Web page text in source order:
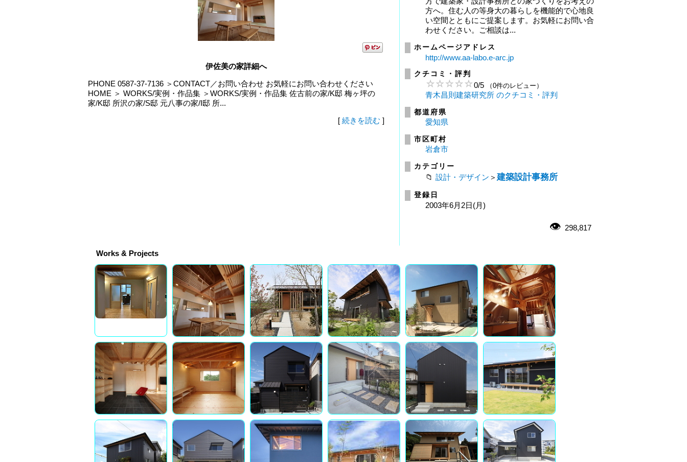
伊佐美の家詳細へ
PHONE 0587-37-7136 ＞CONTACT／お問い合わせ お気軽にお問い合わせください
HOME ＞ WORKS/実例・作品集 ＞WORKS/実例・作品集 佐古前の家/K邸 梅ヶ坪の
家/K邸 所沢の家/S邸 元八事の家/I邸 所...
[ 続きを読む ]
方へ。住む人の等身大の暮らしを機能的で心地良
い空間とともにご提案します。お気軽にお問い合
わせください。ご相談は...
ホームページアドレス
http://www.aa-labo.e-arc.jp
クチコミ・評判
0/5 （0件のレビュー）
青木昌則建築研究所 のクチコミ・評判
都道府県
愛知県
市区町村
岩倉市
カテゴリー
設計・デザイン ＞ 建築設計事務所
登録日
2003年6月2日(月)
298,817
Works & Projects